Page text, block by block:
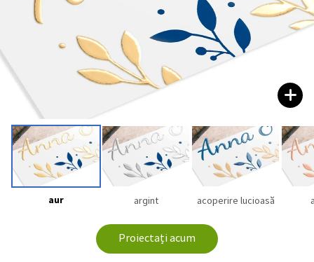
aur argint acoperire lucioasă
Proiectați acum